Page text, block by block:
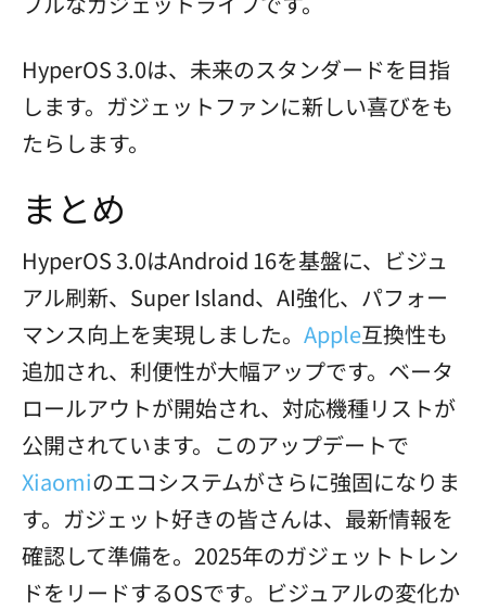
HyperOS 3.0は、未来のスタンダードを目指
します。ガジェットファンに新しい喜びをも
たらします。
まとめ
HyperOS 3.0はAndroid 16を基盤に、ビジュ
アル刷新、Super Island、AI強化、パフォー
マンス向上を実現しました。 Apple互換性も
追加され、利便性が大幅アップです。ベータ
ロールアウトが開始され、対応機種リストが
公開されています。このアップデートで
Xiaomiのエコシステムがさらに強固になりま
す。ガジェット好きの皆さんは、最新情報を
確認して準備を。2025年のガジェットトレン
ドをリードするOSです。ビジュアルの変化か